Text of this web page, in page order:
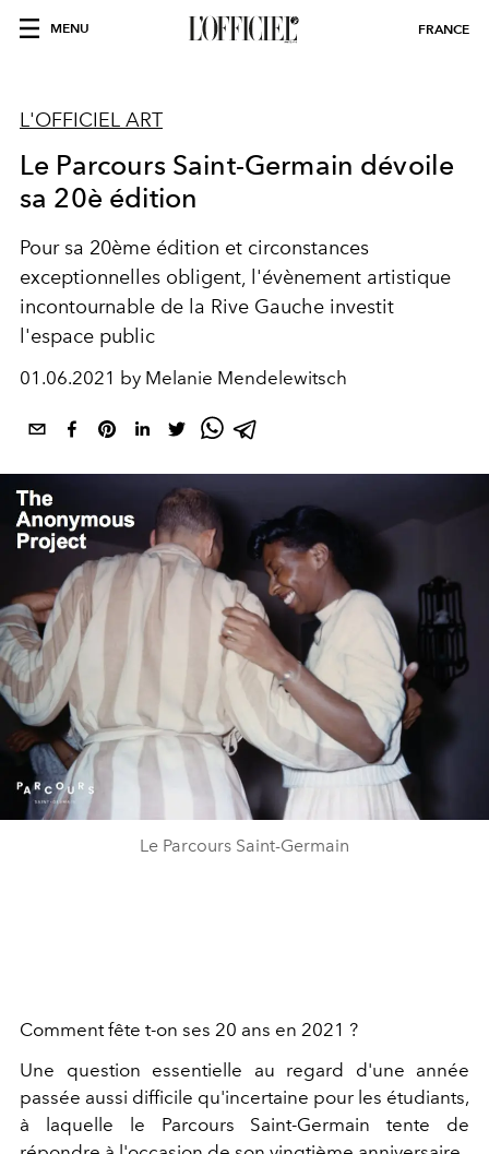
MENU FRANCE
L'OFFICIEL ART
Le Parcours Saint-Germain dévoile
sa 20è édition
Pour sa 20ème édition et circonstances
exceptionnelles obligent, l'évènement artistique
incontournable de la Rive Gauche investit
l'espace public
01.06.2021 by Melanie Mendelewitsch
Le Parcours Saint-Germain
Comment fête t-on ses 20 ans en 2021 ?
Une question essentielle au regard d'une année
passée aussi difficile qu'incertaine pour les étudiants,
à laquelle le Parcours Saint-Germain tente de